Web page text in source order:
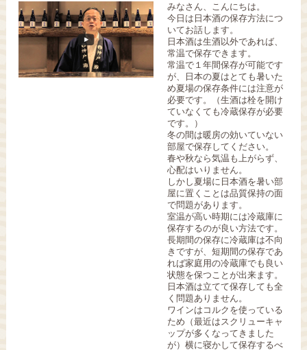
みなさん、こんにちは。
今日は日本酒の保存方法につ
いてお話します。
日本酒は生酒以外であれば、
常温で保存できます。
常温で１年間保存が可能です
が、日本の夏はとても暑いた
め夏場の保存条件には注意が
必要です。（生酒は栓を開け
ていなくても冷蔵保存が必要
です。）
冬の間は暖房の効いていない
部屋で保存してください。
春や秋なら気温も上がらず、
心配はいりません。
しかし夏場に日本酒を暑い部
屋に置くことは品質保持の面
で問題があります。
室温が高い時期には冷蔵庫に
保存するのが良い方法です。
長期間の保存に冷蔵庫は不向
きですが、短期間の保存であ
れば家庭用の冷蔵庫でも良い
状態を保つことが出来ます。
日本酒は立てて保存しても全
く問題ありません。
ワインはコルクを使っている
ため（最近はスクリューキャ
ップが多くなってきました
が）横に寝かして保存するべ